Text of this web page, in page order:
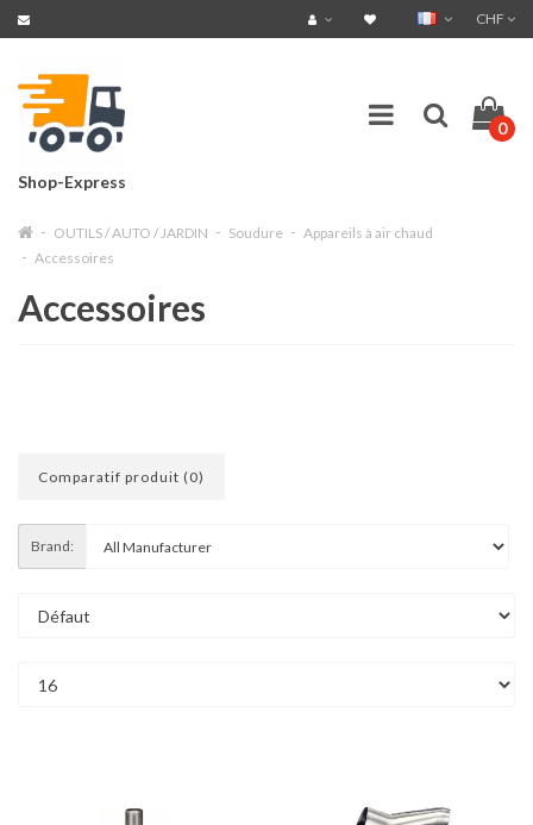
CHF
Shop-Express
0
OUTILS / AUTO / JARDIN Soudure
Appareils à air chaud
Accessoires
Accessoires
Comparatif produit (0)
Brand: